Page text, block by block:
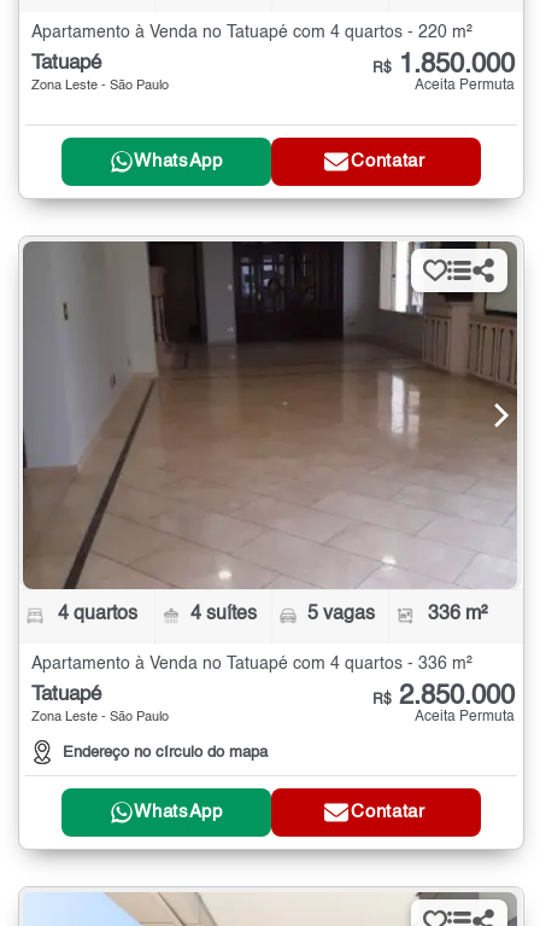
Apartamento à Venda no Tatuapé com 4 quartos - 220 m²
Tatuapé
Zona Leste - São Paulo
R$ 1.850.000
Aceita Permuta
WhatsApp Contatar
4 quartos 4 suítes 5 vagas 336 m²
Apartamento à Venda no Tatuapé com 4 quartos - 336 m²
Tatuapé
Zona Leste - São Paulo
Endereço no círculo do mapa
R$ 2.850.000
Aceita Permuta
WhatsApp Contatar